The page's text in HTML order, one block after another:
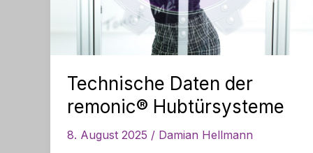
Technische Daten der
remonic® Hubtürsysteme
8. August 2025 / Damian Hellmann